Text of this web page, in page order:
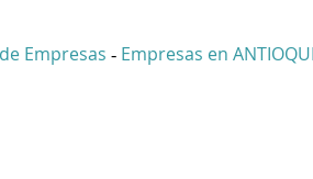
Empresas - Empresas en